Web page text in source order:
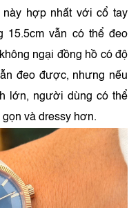
này hợp nhất với cổ tay
15.5cm vẫn có thể đeo
ngại đồng hồ có độ
đeo được, nhưng nếu
lớn, người dùng có thể
và dressy hơn.